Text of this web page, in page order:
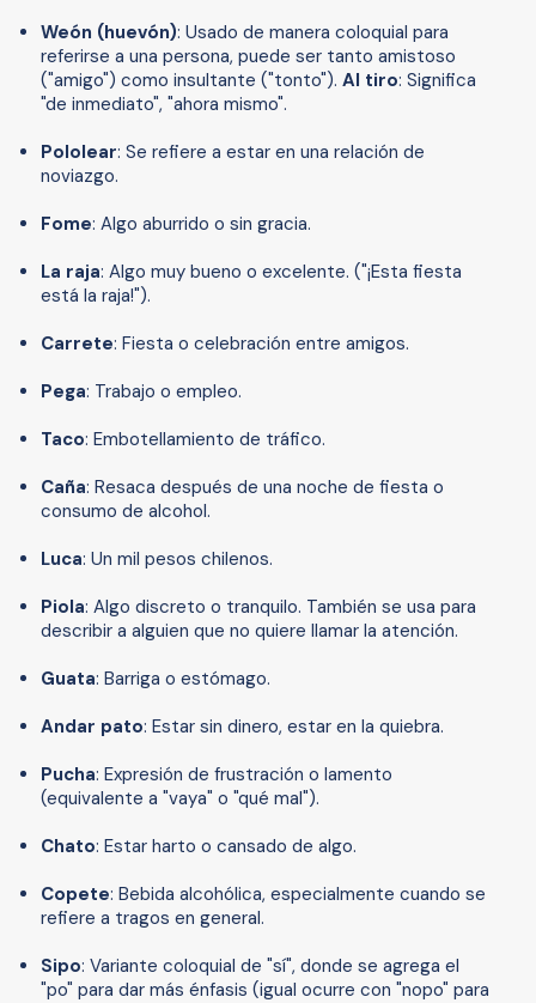
Weón (huevón): Usado de manera coloquial para
referirse a una persona, puede ser tanto amistoso
("amigo") como insultante ("tonto"). Al tiro: Significa
"de inmediato", "ahora mismo".
Pololear: Se refiere a estar en una relación de
noviazgo.
Fome: Algo aburrido o sin gracia.
La raja: Algo muy bueno o excelente. ("¡Esta fiesta
está la raja!").
Carrete: Fiesta o celebración entre amigos.
Pega: Trabajo o empleo.
Taco: Embotellamiento de tráfico.
Caña: Resaca después de una noche de fiesta o
consumo de alcohol.
Luca: Un mil pesos chilenos.
Piola: Algo discreto o tranquilo. También se usa para
describir a alguien que no quiere llamar la atención.
Guata: Barriga o estómago.
Andar pato: Estar sin dinero, estar en la quiebra.
Pucha: Expresión de frustración o lamento
(equivalente a "vaya" o "qué mal").
Chato: Estar harto o cansado de algo.
Copete: Bebida alcohólica, especialmente cuando se
refiere a tragos en general.
Sipo: Variante coloquial de "sí", donde se agrega el
"po" para dar más énfasis (igual ocurre con "nopo" para